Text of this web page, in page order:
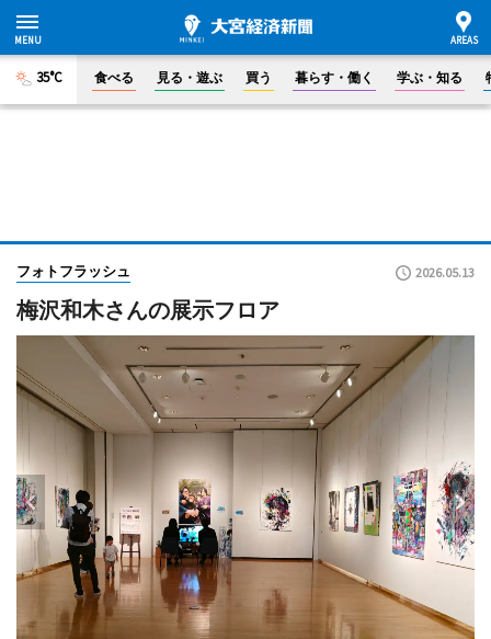
35°C 食べる 見る・遊ぶ 買う 暮らす・働く 学ぶ・知る
フォトフラッシュ 2026.05.13
梅沢和木さんの展示フロア